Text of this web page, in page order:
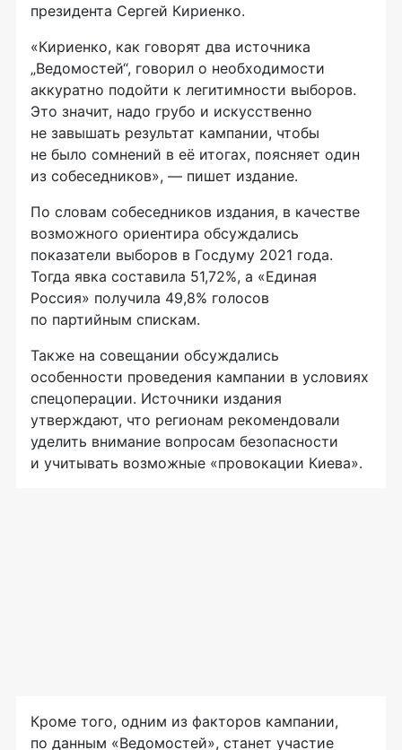
президента Сергей Кириенко.
«Кириенко, как говорят два источника
„Ведомостей“, говорил о необходимости
аккуратно подойти к легитимности выборов.
Это значит, надо грубо и искусственно
не завышать результат кампании, чтобы
не было сомнений в её итогах, поясняет один
из собеседников», — пишет издание.
По словам собеседников издания, в качестве
возможного ориентира обсуждались
показатели выборов в Госдуму 2021 года.
Тогда явка составила 51,72%, а «Единая
Россия» получила 49,8% голосов
по партийным спискам.
Также на совещании обсуждались
особенности проведения кампании в условиях
спецоперации. Источники издания
утверждают, что регионам рекомендовали
уделить внимание вопросам безопасности
и учитывать возможные «провокации Киева».
Кроме того, одним из факторов кампании,
по данным «Ведомостей», станет участие